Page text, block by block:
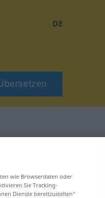
DE
wie Browserdaten oder
Sie Tracking-
Dienste bereitzustellen“